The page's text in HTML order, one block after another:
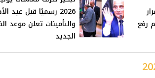
رفع
2026 رسميًا قبل عيد
والتأمينات تعلن موعد
الجديد